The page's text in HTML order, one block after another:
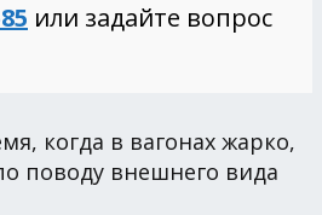
или задайте вопрос
когда в вагонах жарко,
поводу внешнего вида